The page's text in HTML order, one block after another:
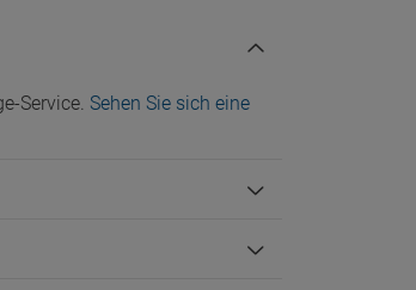
Service. Sehen Sie sich eine